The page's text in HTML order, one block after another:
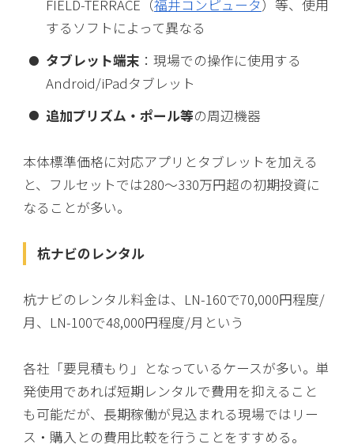
FIELD-TERRACE（福井コンピュータ）等、使用
するソフトによって異なる
タブレット端末 ：現場での操作に使用する
Android/iPadタブレット
追加プリズム・ポール等の周辺機器
本体標準価格に対応アプリとタブレットを加える
と、フルセットでは280〜330万円超の初期投資に
なることが多い。
杭ナビのレンタル
杭ナビのレンタル料金は、LN-160で70,000円程度/
月、LN-100で48,000円程度/月という
各社「要見積もり」となっているケースが多い。単
発使用であれば短期レンタルで費用を抑えること
も可能だが、長期稼働が見込まれる現場ではリー
ス・購入との費用比較を行うことをすすめる。